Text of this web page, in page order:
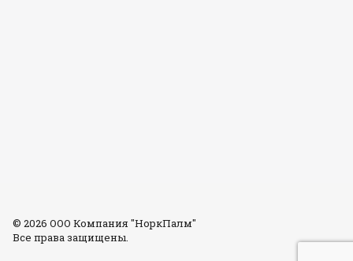
© 2026 ООО Компания "НоркПалм"
Все права защищены.